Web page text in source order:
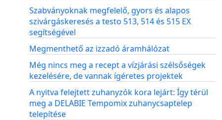
Szabványoknak megfelelő, gyors és alapos
szivárgáskeresés a testo 513, 514 és 515 EX
segítségével
Megmenthető az izzadó áramhálózat
Még nincs meg a recept a vízjárási szélsőségek
kezelésére, de vannak ígéretes projektek
A nyitva felejtett zuhanyzók kora lejárt: Így térül
meg a DELABIE Tempomix zuhanycsaptelep
telepítése